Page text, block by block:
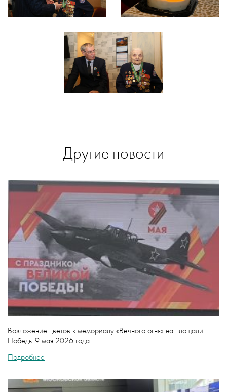
Другие новости
Возложение цветов к мемориалу «Вечного огня» на площади
Победы 9 мая 2026 года
Подробнее